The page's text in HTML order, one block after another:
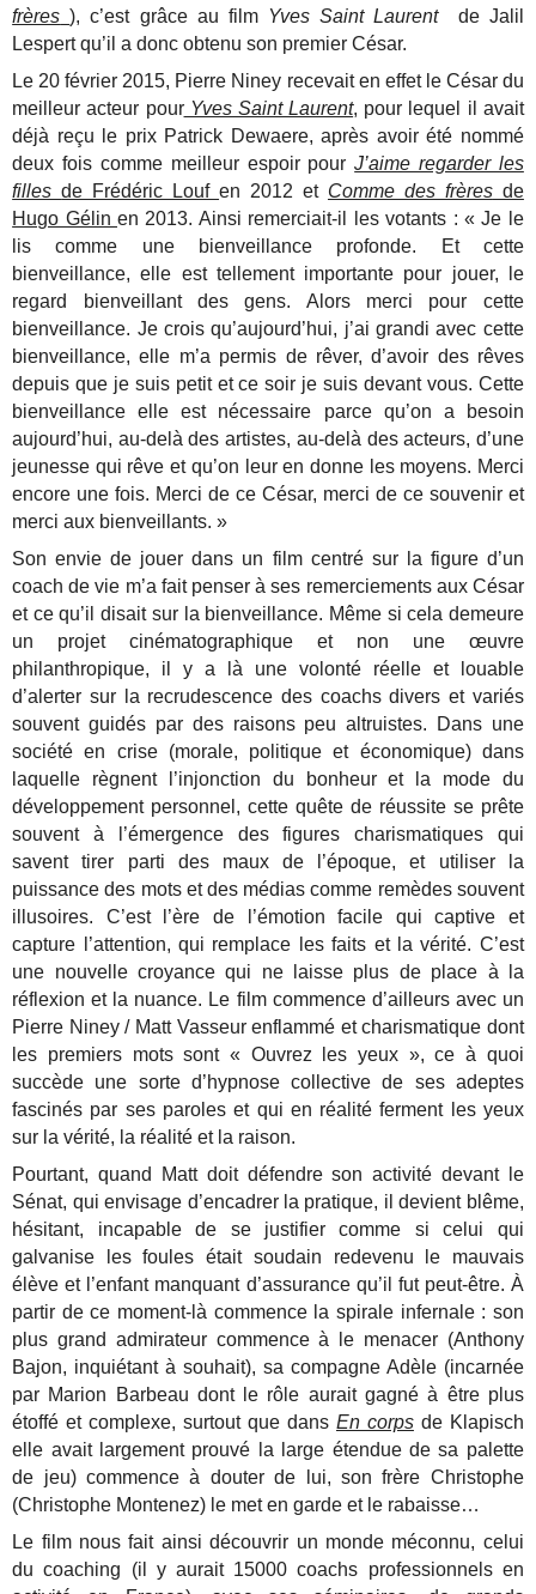
frères ), c’est grâce au film Yves Saint Laurent
de Jalil
Lespert qu’il a donc obtenu son premier César.
Le 20 février 2015, Pierre Niney recevait en effet le César du
meilleur acteur pourYves Saint Laurent, pour lequel il avait
déjà reçu le prix Patrick Dewaere, après avoir été nommé
deux fois comme meilleur espoir pourJ’aime regarder les
fillesde Frédéric Loufen 2012 et Comme des frèresde
Hugo Gélin en 2013. Ainsi remerciait-il les votants : « Je le
lis comme une bienveillance profonde. Et cette
bienveillance, elle est tellement importante pour jouer, le
regard bienveillant des gens. Alors merci pour cette
bienveillance. Je crois qu’aujourd’hui, j’ai grandi avec cette
bienveillance, elle m’a permis de rêver, d’avoir des rêves
depuis que je suis petit et ce soir je suis devant vous. Cette
bienveillance elle est nécessaire parce qu’on a besoin
aujourd’hui, au-delà des artistes, au-delà des acteurs, d’une
jeunesse qui rêve et qu’on leur en donne les moyens. Merci
encore une fois. Merci de ce César, merci de ce souvenir et
merci aux bienveillants. »
Son envie de jouer dans un film centré sur la figure d’un
coach de vie m’a fait penser à ses remerciements aux César
et ce qu’il disait sur la bienveillance. Même si cela demeure
un projet cinématographique et non une œuvre
philanthropique, il y a là une volonté réelle et louable
d’alerter sur la recrudescence des coachs divers et variés
souvent guidés par des raisons peu altruistes. Dans une
société en crise (morale, politique et économique) dans
laquelle règnent l’injonction du bonheur et la mode du
développement personnel, cette quête de réussite se prête
souvent à l’émergence des figures charismatiques qui
savent tirer parti des maux de l’époque, et utiliser la
puissance des mots et des médias comme remèdes souvent
illusoires. C’est l’ère de l’émotion facile qui captive et
capture l’attention, qui remplace les faits et la vérité. C’est
une nouvelle croyance qui ne laisse plus de place à la
réflexion et la nuance. Le film commence d’ailleurs avec un
Pierre Niney / Matt Vasseur enflammé et charismatique dont
les premiers mots sont « Ouvrez les yeux », ce à quoi
succède une sorte d’hypnose collective de ses adeptes
fascinés par ses paroles et qui en réalité ferment les yeux
sur la vérité, la réalité et la raison.
Pourtant, quand Matt doit défendre son activité devant le
Sénat, qui envisage d’encadrer la pratique, il devient blême,
hésitant, incapable de se justifier comme si celui qui
galvanise les foules était soudain redevenu le mauvais
élève et l’enfant manquant d’assurance qu’il fut peut-être. À
partir de ce moment-là commence la spirale infernale : son
plus grand admirateur commence à le menacer (Anthony
Bajon, inquiétant à souhait), sa compagne Adèle (incarnée
par Marion Barbeau dont le rôle aurait gagné à être plus
étoffé et complexe, surtout que dans En corpsde Klapisch
elle avait largement prouvé la large étendue de sa palette
de jeu) commence à douter de lui, son frère Christophe
(Christophe Montenez) le met en garde et le rabaisse…
Le film nous fait ainsi découvrir un monde méconnu, celui
du coaching (il y aurait 15000 coachs professionnels en